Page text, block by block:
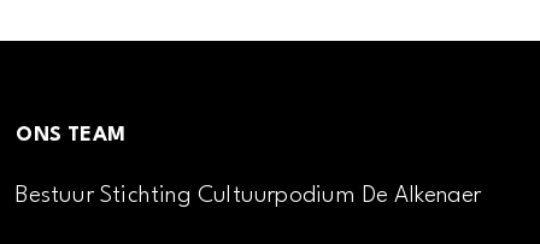
ONS TEAM
Bestuur Stichting Cultuurpodium De Alkenaer